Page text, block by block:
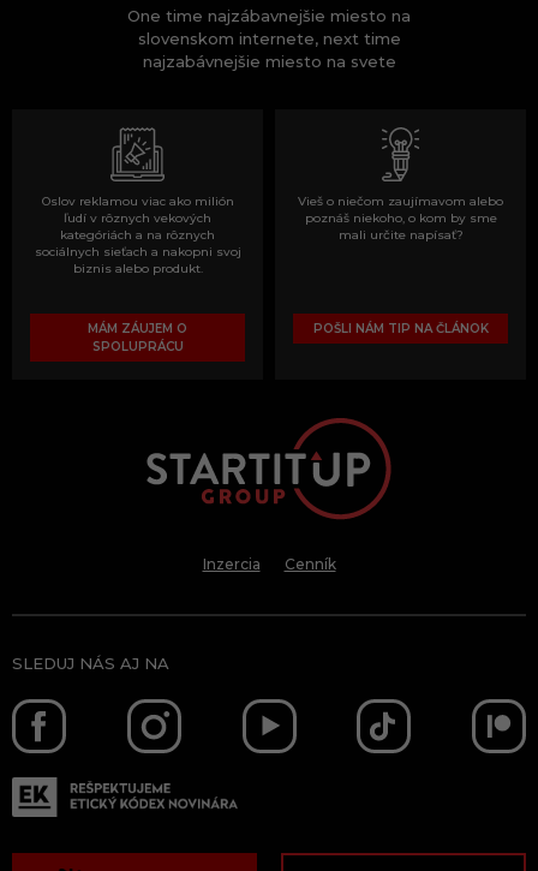
One time najzábavnejšie miesto na
slovenskom internete, next time
najzabávnejšie miesto na svete
Oslov reklamou viac ako milión
ľudí v rôznych vekových
kategóriách a na rôznych
sociálnych sieťach a nakopni svoj
biznis alebo produkt.
MÁM ZÁUJEM O
SPOLUPRÁCU
Vieš o niečom zaujímavom alebo
poznáš niekoho, o kom by sme
mali určite napísať?
POŠLI NÁM TIP NA ČLÁNOK
Inzercia Cenník
SLEDUJ NÁS AJ NA